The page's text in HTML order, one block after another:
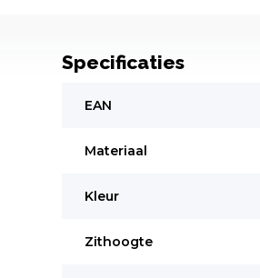
Specificaties
EAN
Materiaal
Kleur
Zithoogte